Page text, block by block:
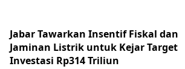
Jabar Tawarkan Insentif Fiskal dan
Jaminan Listrik untuk Kejar Target
Investasi Rp314 Triliun